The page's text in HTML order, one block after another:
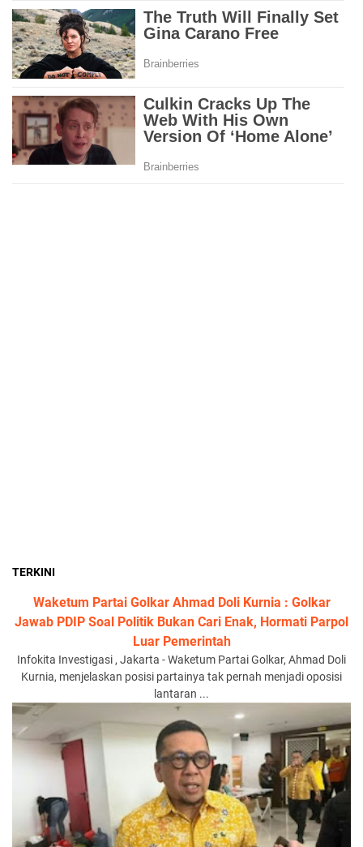
TERKINI
Waketum Partai Golkar Ahmad Doli Kurnia : Golkar
Jawab PDIP Soal Politik Bukan Cari Enak, Hormati Parpol
Luar Pemerintah
Infokita Investigasi , Jakarta - Waketum Partai Golkar, Ahmad Doli
Kurnia, menjelaskan posisi partainya tak pernah menjadi oposisi
lantaran ...